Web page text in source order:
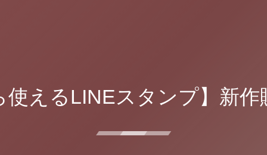
使えるLINEスタンプ】新作